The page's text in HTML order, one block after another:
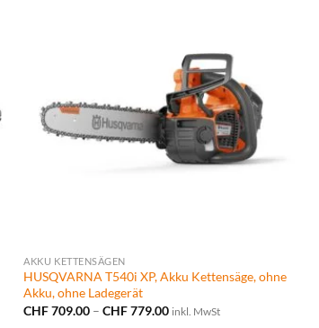
AKKU KETTENSÄGEN
HUSQVARNA T540i XP, Akku Kettensäge, ohne
Akku, ohne Ladegerät
CHF709.00 –CHF779.00Preisspanne:
inkl. MwSt